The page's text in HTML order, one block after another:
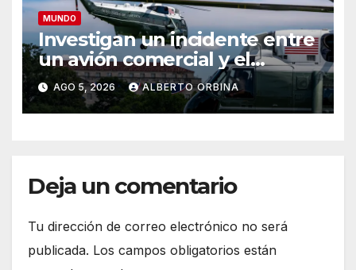
MUNDO
Investigan un incidente entre
un avión comercial y el
helicóptero de Donald Trump
en el cielo de Washington
AGO 5, 2026 ALBERTO ORBINA
Deja un comentario
Tu dirección de correo electrónico no será
publicada. Los campos obligatorios están